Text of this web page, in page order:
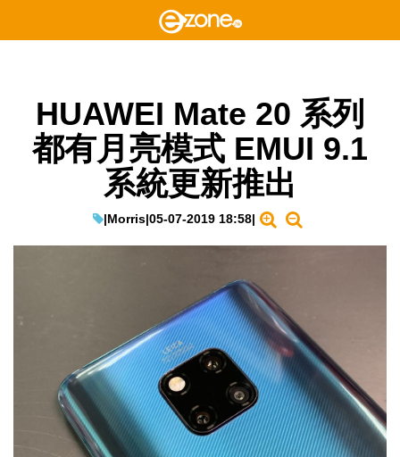
HUAWEI Mate 20 系列
都有月亮模式 EMUI 9.1
系統更新推出
|Morris|05-07-2019 18:58|